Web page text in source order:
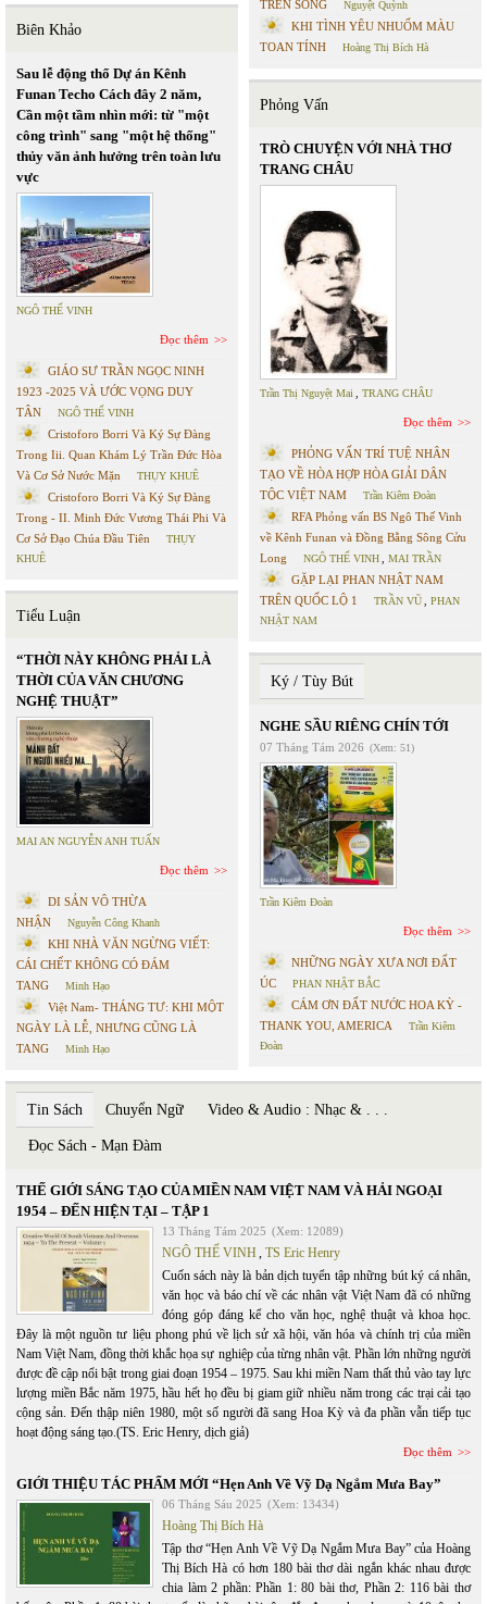
Biên Khảo
Sau lễ động thổ Dự án Kênh
Funan Techo Cách đây 2 năm,
Cần một tầm nhìn mới: từ "một
công trình" sang "một hệ thống"
thủy văn ảnh hưởng trên toàn lưu
vực
NGÔ THẾ VINH
Đọc thêm
GIÁO SƯ TRẦN NGỌC NINH
1923 -2025 VÀ ƯỚC VỌNG DUY
TÂN
NGÔ THẾ VINH
Cristoforo Borri Và Ký Sự Đàng
Trong Iii. Quan Khám Lý Trần Đức Hòa
Và Cơ Sở Nước Mặn
THỤY KHUÊ
Cristoforo Borri Và Ký Sự Đàng
Trong - II. Minh Đức Vương Thái Phi Và
Cơ Sở Đạo Chúa Đầu Tiên
THỤY
KHUÊ
Tiểu Luận
“THỜI NÀY KHÔNG PHẢI LÀ
THỜI CỦA VĂN CHƯƠNG
NGHỆ THUẬT”
MAI AN NGUYỄN ANH TUẤN
Đọc thêm
DI SẢN VÔ THỪA
NHẬN
Nguyễn Công Khanh
KHI NHÀ VĂN NGỪNG VIẾT:
CÁI CHẾT KHÔNG CÓ ĐÁM
TANG
Minh Hạo
Việt Nam- THÁNG TƯ: KHI MỘT
NGÀY LÀ LỄ, NHƯNG CŨNG LÀ
TANG
Minh Hạo
TRÊN SÔNG Nguyệt Quỳnh
KHI TÌNH YÊU NHUỐM MÀU
TOAN TÍNH
Hoàng Thị Bích Hà
Phỏng Vấn
TRÒ CHUYỆN VỚI NHÀ THƠ
TRANG CHÂU
Trần Thị Nguyệt Mai TRANG CHÂU
Đọc thêm
PHỎNG VẤN TRÍ TUỆ NHÂN
TẠO VỀ HÒA HỢP HÒA GIẢI DÂN
TỘC VIỆT NAM
Trần Kiêm Đoàn
RFA Phỏng vấn BS Ngô Thế Vinh
về Kênh Funan và Đồng Bằng Sông Cửu
Long
NGÔ THẾ VINH MAI TRẦN
GẶP LẠI PHAN NHẬT NAM
TRÊN QUỐC LỘ 1
TRẦN VŨ
PHAN
NHẬT NAM
Ký / Tùy Bút
NGHE SẦU RIÊNG CHÍN TỚI
07 Tháng Tám 2026 (Xem: 51)
Trần Kiêm Đoàn
Đọc thêm
NHỮNG NGÀY XƯA NƠI ĐẤT
ÚC
PHAN NHẬT BẮC
CÁM ƠN ĐẤT NƯỚC HOA KỲ -
THANK YOU, AMERICA
Trần Kiêm
Đoàn
Tin Sách Chuyển Ngữ Video & Audio : Nhạc & . . .
Đọc Sách - Mạn Đàm
THẾ GIỚI SÁNG TẠO CỦA MIỀN NAM VIỆT NAM VÀ HẢI NGOẠI
1954 – ĐẾN HIỆN TẠI – TẬP 1
13 Tháng Tám 2025 (Xem: 12089)
NGÔ THẾ VINH, TS Eric Henry
Cuốn sách này là bản dịch tuyển tập những bút ký cá nhân,
văn học và báo chí về các nhân vật Việt Nam đã có những
đóng góp đáng kể cho văn học, nghệ thuật và khoa học.
Đây là một nguồn tư liệu phong phú về lịch sử xã hội, văn hóa và chính trị của miền
Nam Việt Nam, đồng thời khắc họa sự nghiệp của từng nhân vật. Phần lớn những người
được đề cập nổi bật trong giai đoạn 1954 – 1975. Sau khi miền Nam thất thủ vào tay lực
lượng miền Bắc năm 1975, hầu hết họ đều bị giam giữ nhiều năm trong các trại cải tạo
cộng sản. Đến thập niên 1980, một số người đã sang Hoa Kỳ và đa phần vẫn tiếp tục
hoạt động sáng tạo.(TS. Eric Henry, dịch giả)
Đọc thêm
GIỚI THIỆU TÁC PHẨM MỚI “Hẹn Anh Về Vỹ Dạ Ngắm Mưa Bay”
06 Tháng Sáu 2025 (Xem: 13434)
Hoàng Thị Bích Hà
Tập thơ “Hẹn Anh Về Vỹ Dạ Ngắm Mưa Bay” của Hoàng
Thị Bích Hà có hơn 180 bài thơ dài ngắn khác nhau được
chia làm 2 phần: Phần 1: 80 bài thơ, Phần 2: 116 bài thơ